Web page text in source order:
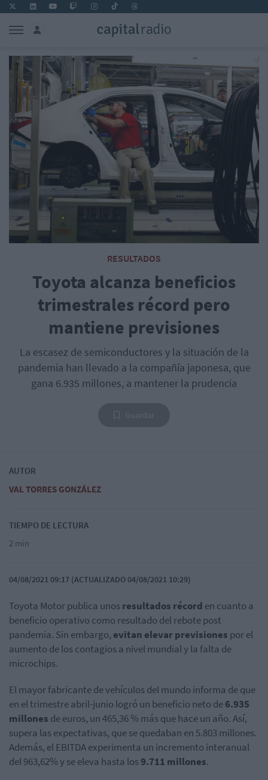
RESULTADOS
Toyota alcanza beneficios
trimestrales récord pero
mantiene previsiones
La escasez de semiconductores y la situación de la
pandemia han llevado a la compañía japonesa, que
gana 6.935 millones, a mantener la prudencia
AUTOR
VAL TORRES GONZÁLEZ
TIEMPO DE LECTURA
2 min
04/08/2021 09:17 (ACTUALIZADO 04/08/2021 10:29)
Toyota Motor publica unosresultados récord en cuanto a
beneficio operativo como resultado del rebote post
pandemia. Sin embargo, evitan elevar previsiones por el
aumento de los contagios a nivel mundial y la falta de
microchips.
El mayor fabricante de vehículos del mundo informa de que
en el trimestre abril-junio logró un beneficio neto de6.935
millones de euros, un 465,36 % más que hace un año. Así,
supera las expectativas, que se quedaban en 5.803 millones.
Además, el EBITDA experimenta un incremento interanual
del 963,62% y se eleva hasta los9.711 millones.